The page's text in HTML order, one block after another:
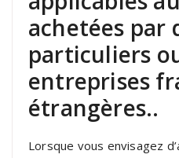
achetées par
particuliers
entreprises
étrangères..
Lorsque vous envisagez